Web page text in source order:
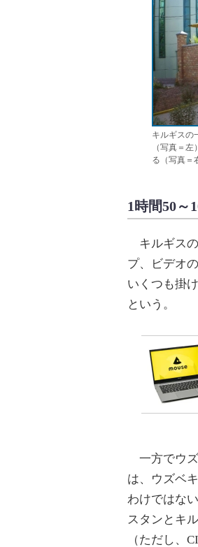
キルギスの
（写真＝
る（写真＝
1時間50～
キルギスの
プ、ビデオ
いくつも掛
という。
一方でウズ
は、ウズベ
わけではな
スタンとキ
（ただし、